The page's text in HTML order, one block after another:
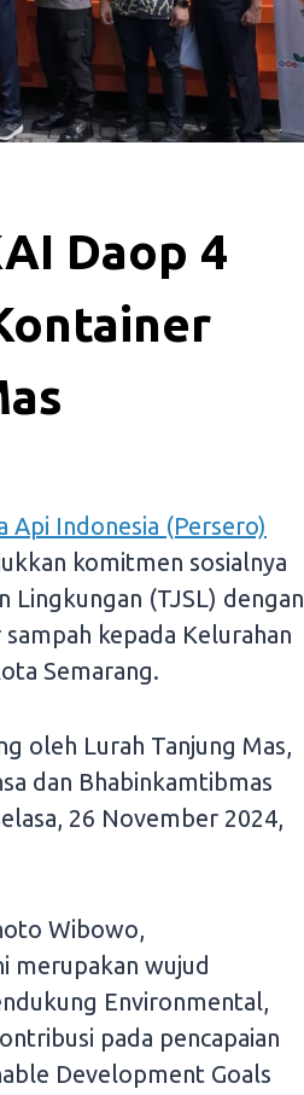
Daop 4
Api Indonesia (Persero)
komitmen sosialnya
Lingkungan (TJSL) dengan
kepada Kelurahan
Semarang.
oleh Lurah Tanjung Mas,
dan Bhabinkamtibmas
26 November 2024,
Wibowo,
merupakan wujud
Environmental,
pada pencapaian
Development Goals